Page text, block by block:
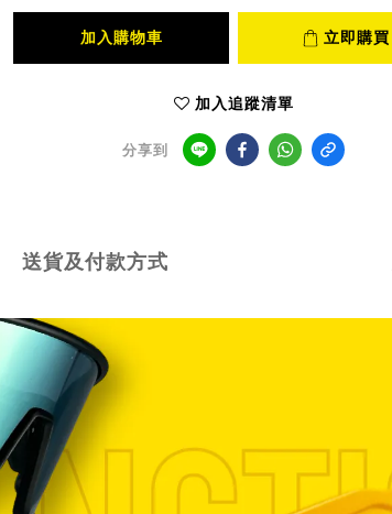
加入購物車 立即購買
加入追蹤清單
分享到
送貨及付款方式